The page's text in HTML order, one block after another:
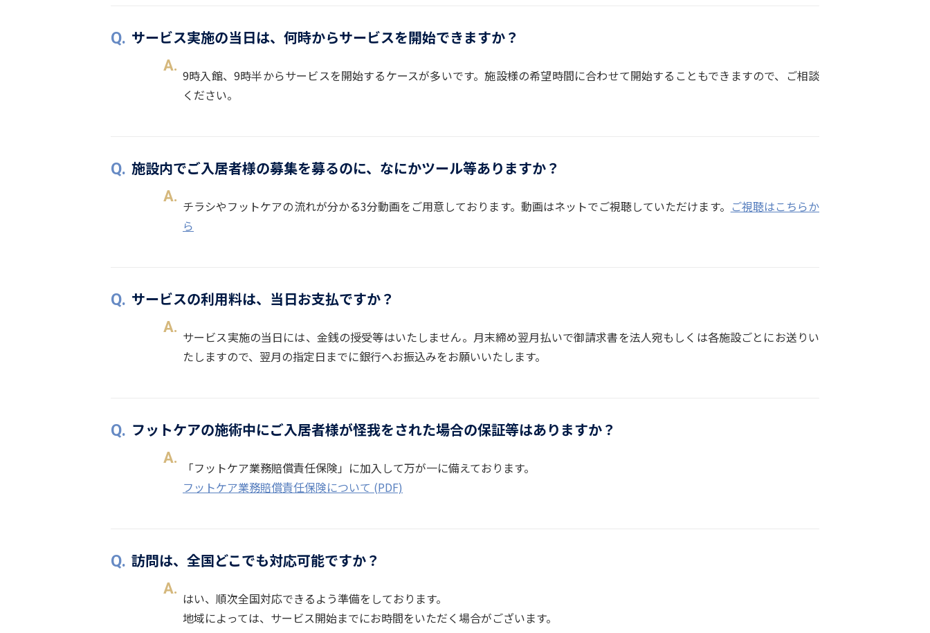
サービス実施の当日は、何時からサービスを開始できますか？
9時入館、9時半からサービスを開始するケースが多いです。施設様の希望時間に合わせて開始することもできますので、ご相談
ください。
施設内でご入居者様の募集を募るのに、なにかツール等ありますか？
チラシやフットケアの流れが分かる3分動画をご用意しております。動画はネットでご視聴していただけます。 ご視聴はこちらか
ら
サービスの利用料は、当日お支払ですか？
サービス実施の当日には、金銭の授受等はいたしません。月末締め翌月払いで御請求書を法人宛もしくは各施設ごとにお送りい
たしますので、翌月の指定日までに銀行へお振込みをお願いいたします。
フットケアの施術中にご入居者様が怪我をされた場合の保証等はありますか？
「フットケア業務賠償責任保険」に加入して万が一に備えております。
フットケア業務賠償責任保険について (PDF)
訪問は、全国どこでも対応可能ですか？
はい、順次全国対応できるよう準備をしております。
地域によっては、サービス開始までにお時間をいただく場合がございます。